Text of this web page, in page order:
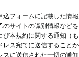
フォームに記載した情
のサイトの識別情報など
本規約に関する通知（
ス宛てに送信すること
に送信された一切の通